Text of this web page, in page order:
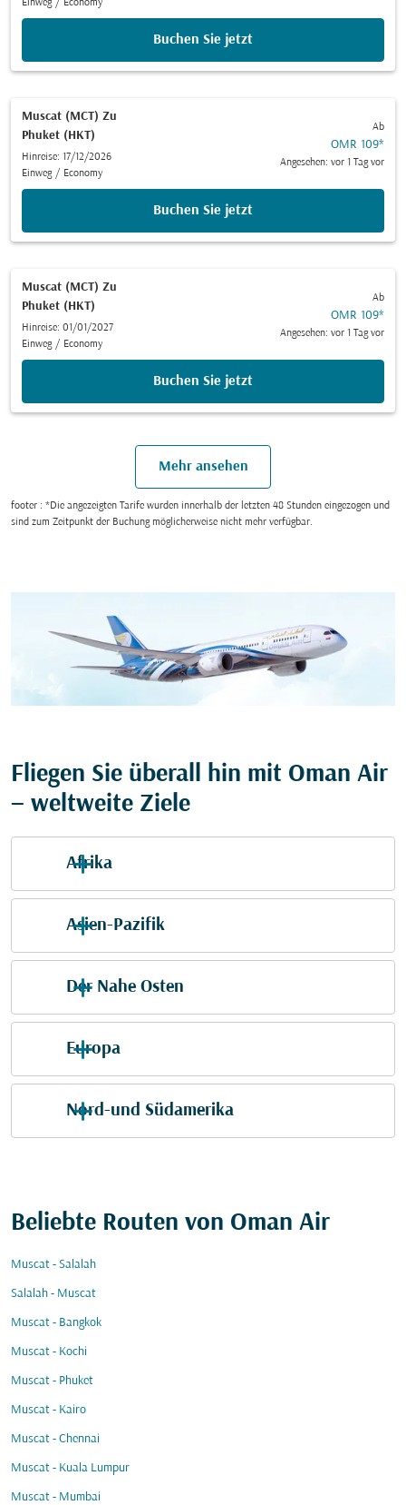
Einweg / Economy
Buchen Sie jetzt
Muscat (MCT) Zu
Phuket (HKT)
Hinreise: 17/12/2026
Einweg / Economy
Ab
OMR 109*
Angesehen: vor 1 Tag vor
Buchen Sie jetzt
Muscat (MCT) Zu
Phuket (HKT)
Hinreise: 01/01/2027
Einweg / Economy
Ab
OMR 109*
Angesehen: vor 1 Tag vor
Buchen Sie jetzt
Mehr ansehen
footer : *Die angezeigten Tarife wurden innerhalb der letzten 48 Stunden eingezogen und
sind zum Zeitpunkt der Buchung möglicherweise nicht mehr verfügbar.
Fliegen Sie überall hin mit Oman Air
– weltweite Ziele
Afrika
Asien-Pazifik
Der Nahe Osten
Europa
Nord-und Südamerika
Beliebte Routen von Oman Air
Muscat - Salalah
Salalah - Muscat
Muscat - Bangkok
Muscat - Kochi
Muscat - Phuket
Muscat - Kairo
Muscat - Chennai
Muscat - Kuala Lumpur
Muscat - Mumbai